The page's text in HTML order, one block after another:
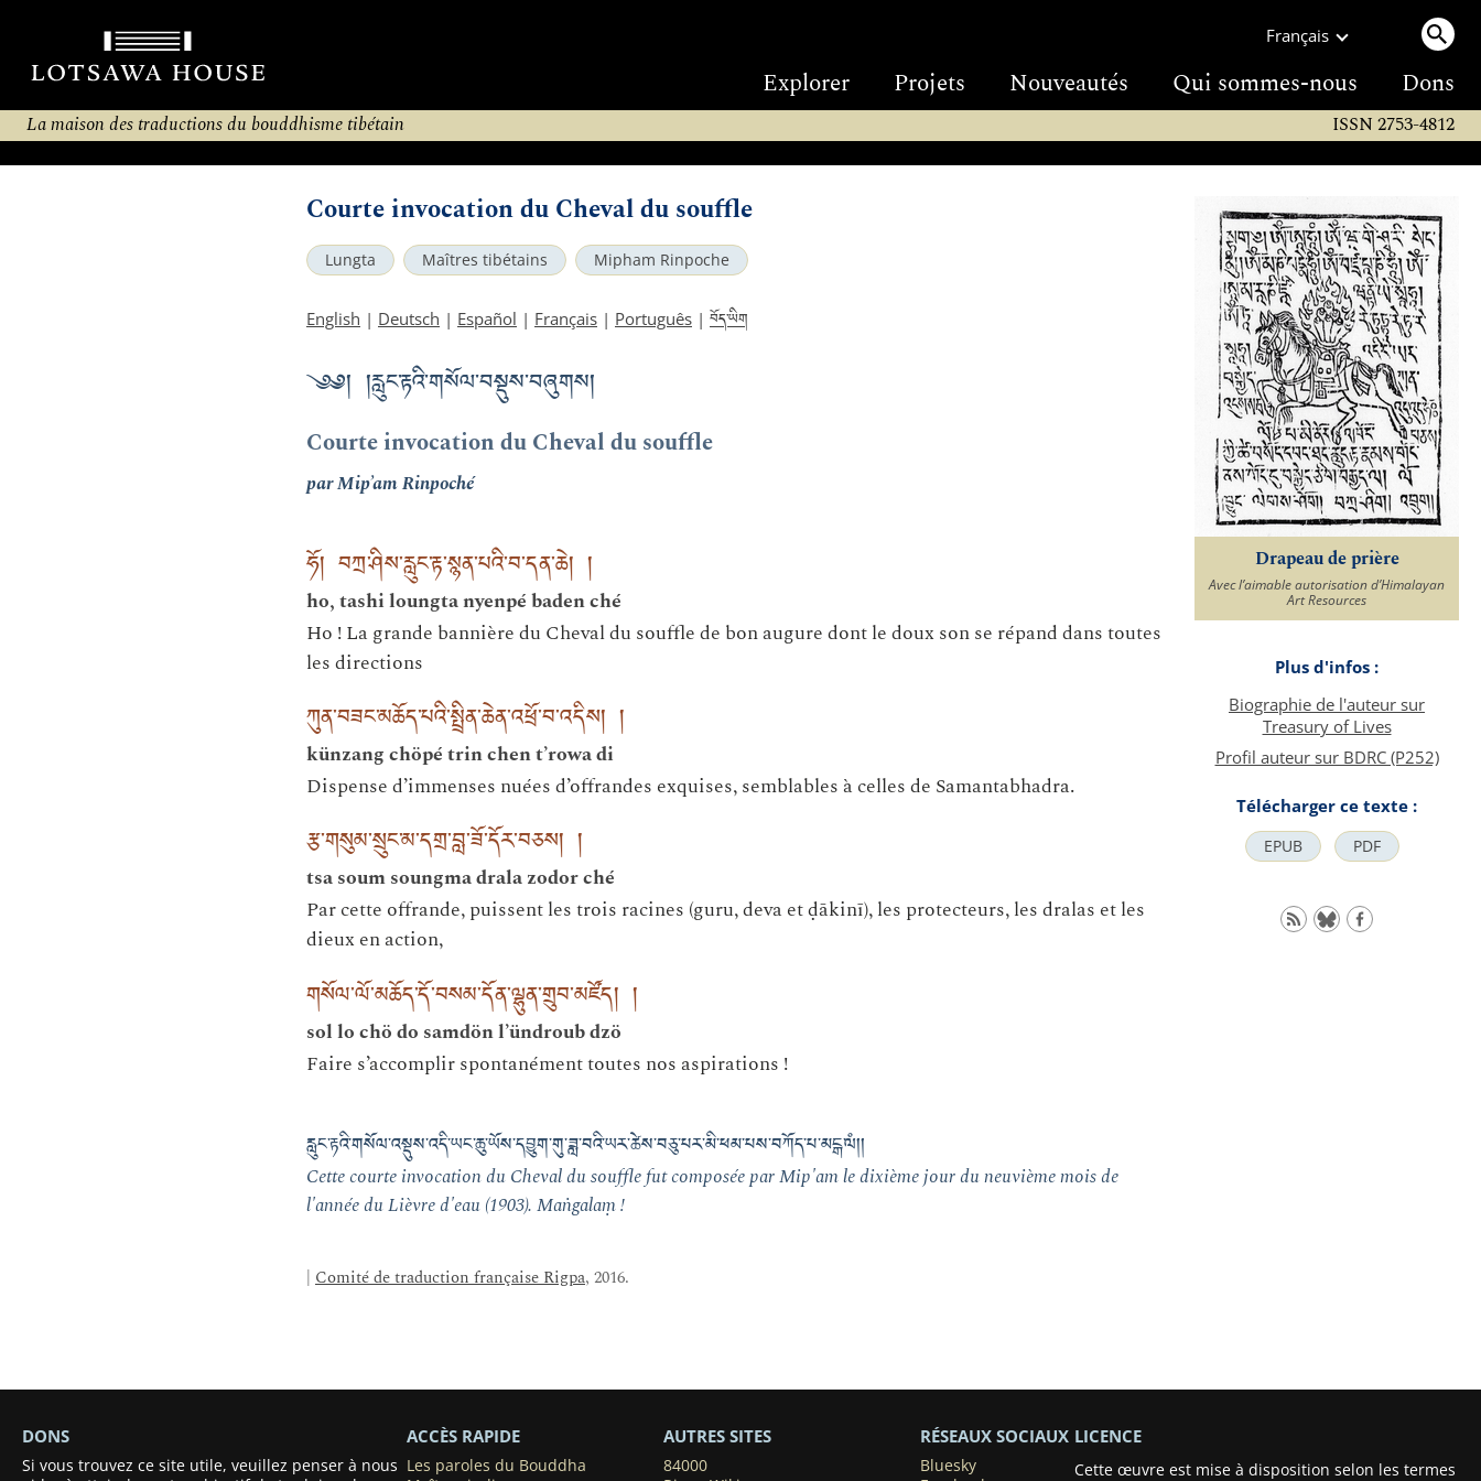
Français
Explorer Projets Nouveautés Qui sommes-nous Dons
La maison des traductions du bouddhisme tibétain ISSN 2753-4812
Courte invocation du Cheval du souffle
Lungta Maîtres tibétains Mipham Rinpoche
English | Deutsch | Español | Français | Português | བོད་ཡིག
༄༅། །རླུང་རྟའི་གསོལ་བསྡུས་བཞུགས།
Courte invocation du Cheval du souffle
par Mip’am Rinpoché
ཧོ། བཀྲ་ཤིས་རླུང་རྟ་སྙན་པའི་བ་དན་ཆེ། །
ho, tashi loungta nyenpé baden ché
Ho ! La grande bannière du Cheval du souffle de bon augure dont le doux son se répand dans toutes
les directions
ཀུན་བཟང་མཆོད་པའི་སྤྲིན་ཆེན་འཕྲོ་བ་འདིས། །
künzang chöpé trin chen t’rowa di
Dispense d’immenses nuées d’offrandes exquises, semblables à celles de Samantabhadra.
རྩ་གསུམ་སྲུང་མ་དགྲ་བླ་ཟོ་དོར་བཅས། །
tsa soum soungma drala zodor ché
Par cette offrande, puissent les trois racines (guru, deva et ḍākinī), les protecteurs, les dralas et les
dieux en action,
གསོལ་ལོ་མཆོད་དོ་བསམ་དོན་ལྷུན་གྲུབ་མཛོད། །
sol lo chö do samdön l’ündroub dzö
Faire s’accomplir spontanément toutes nos aspirations !
རླུང་རྟའི་གསོལ་འསྡུས་འདི་ཡང་ཆུ་ཡོས་དབྱུག་གུ་ཟླ་བའི་ཡར་ཚེས་བཅུ་པར་མི་ཕམ་པས་བཀོད་པ་མངྒ་ལཾ། །
Cette courte invocation du Cheval du souffle fut composée par Mip'am le dixième jour du neuvième mois de
l'année du Lièvre d'eau (1903). Maṅgalaṃ !
| Comité de traduction française Rigpa, 2016.
Drapeau de prière
Avec l’aimable autorisation d’Himalayan
Art Resources
Plus d'infos :
Biographie de l'auteur sur
Treasury of Lives
Profil auteur sur BDRC (P252)
Télécharger ce texte :
EPUB PDF
DONS
Si vous trouvez ce site utile, veuillez penser à nous
ACCÈS RAPIDE
Les paroles du Bouddha
AUTRES SITES
84000
RÉSEAUX SOCIAUX
Bluesky
LICENCE
Cette œuvre est mise à disposition selon les termes